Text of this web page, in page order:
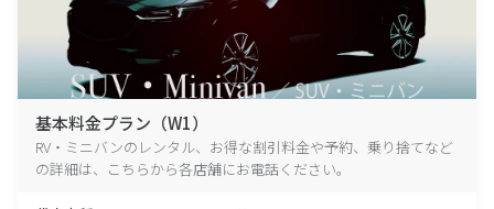
基本料金プラン（W1）
RV・ミニバンのレンタル、お得な割引料金や予約、乗り捨てなど
の詳細は、こちらから各店舗にお電話ください。